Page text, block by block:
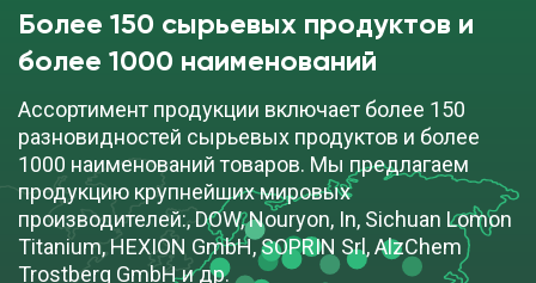
Более 150 сырьевых продуктов и
более 1000 наименований
Ассортимент продукции включает более 150
разновидностей сырьевых продуктов и более
1000 наименований товаров. Мы предлагаем
продукцию крупнейших мировых
производителей:, DOW, Nouryon, In, Sichuan Lomon
Titanium, HEXION GmbH, SOPRIN Srl, AlzChem
Trostberg GmbH и др.